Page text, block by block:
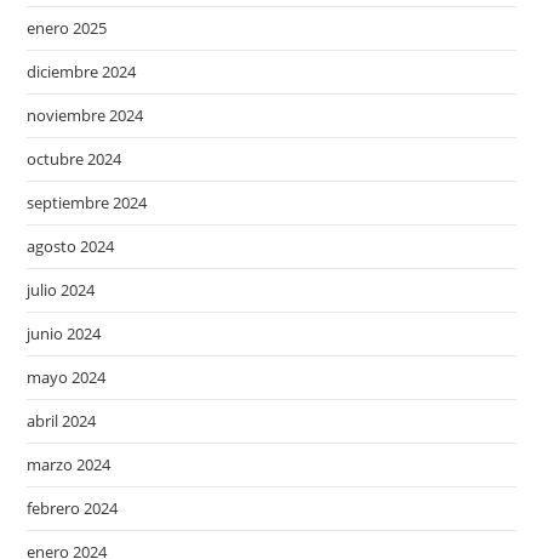
enero 2025
diciembre 2024
noviembre 2024
octubre 2024
septiembre 2024
agosto 2024
julio 2024
junio 2024
mayo 2024
abril 2024
marzo 2024
febrero 2024
enero 2024